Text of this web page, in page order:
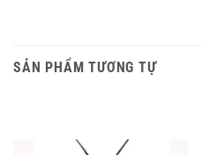
SẢN PHẨM TƯƠNG TỰ